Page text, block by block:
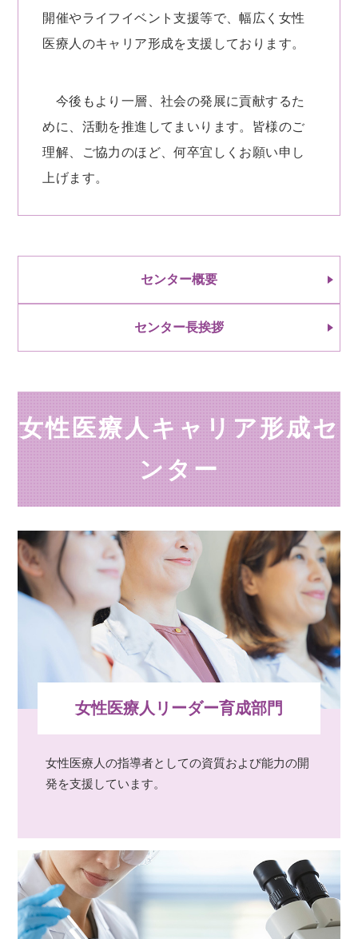
センター概要
センター長挨拶
開催やライフイベント支援等で、幅広く女性
医療人のキャリア形成を支援しております。
今後もより一層、社会の発展に貢献するた
めに、活動を推進してまいります。皆様のご
理解、ご協力のほど、何卒宜しくお願い申し
上げます。
女性医療人キャリア形成セ
ンター
女性医療人リーダー育成部門
女性医療人の指導者としての資質および能力の開
発を支援しています。